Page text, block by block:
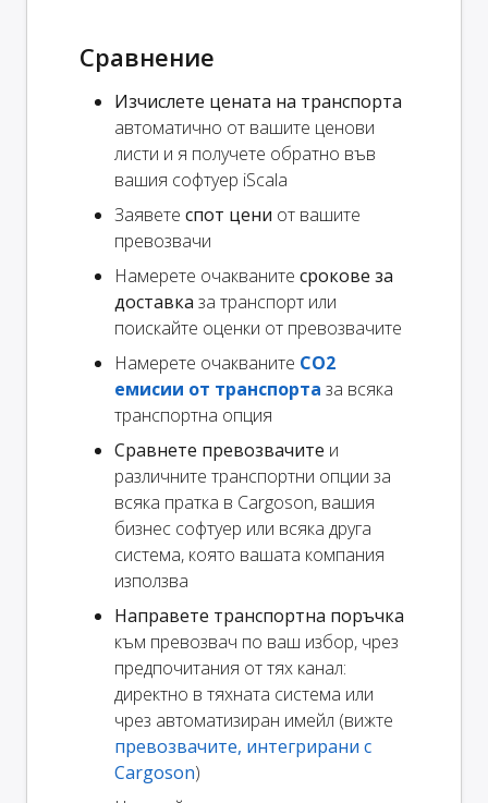
Сравнение
Изчислете цената на транспорта
автоматично от вашите ценови
листи и я получете обратно във
вашия софтуер iScala
Заявете спот цени от вашите
превозвачи
Намерете очакваните срокове за
доставка за транспорт или
поискайте оценки от превозвачите
Намерете очакваните CO2
емисии от транспорта за всяка
транспортна опция
Сравнете превозвачите и
различните транспортни опции за
всяка пратка в Cargoson, вашия
бизнес софтуер или всяка друга
система, която вашата компания
използва
Направете транспортна поръчка
към превозвач по ваш избор, чрез
предпочитания от тях канал:
директно в тяхната система или
чрез автоматизиран имейл (вижте
превозвачите, интегрирани с
Cargoson)